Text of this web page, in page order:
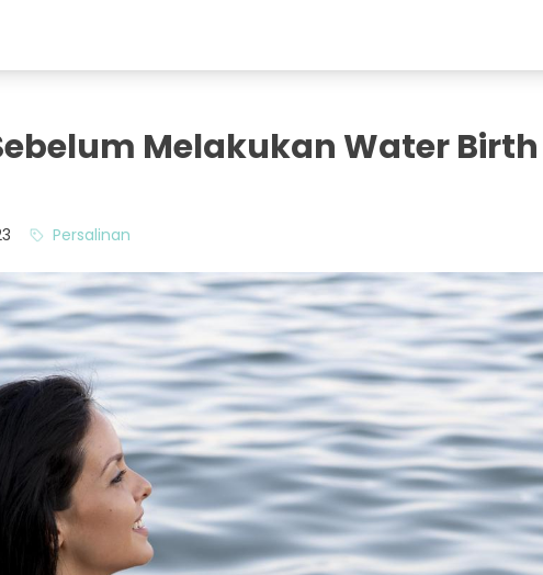
Melakukan Water Birth
Persalinan